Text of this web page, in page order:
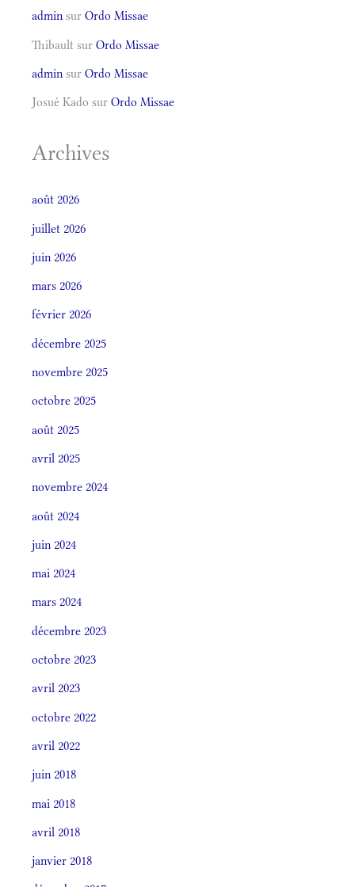
admin sur Ordo Missae
Thibault sur Ordo Missae
admin sur Ordo Missae
Josué Kado sur Ordo Missae
Archives
août 2026
juillet 2026
juin 2026
mars 2026
février 2026
décembre 2025
novembre 2025
octobre 2025
août 2025
avril 2025
novembre 2024
août 2024
juin 2024
mai 2024
mars 2024
décembre 2023
octobre 2023
avril 2023
octobre 2022
avril 2022
juin 2018
mai 2018
avril 2018
janvier 2018